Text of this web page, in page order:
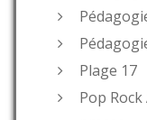
Plage 17
Pop